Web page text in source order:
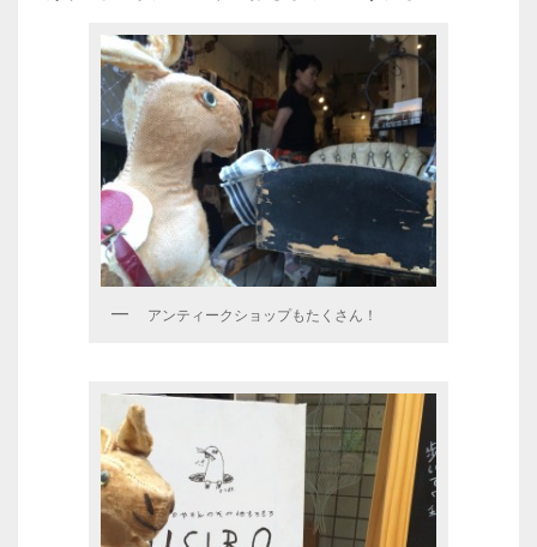
アンティークショップもたくさん！